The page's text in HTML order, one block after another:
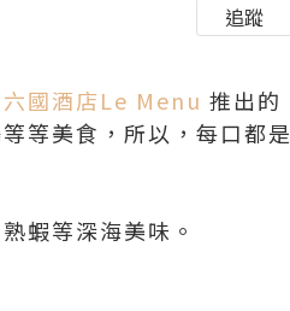
追蹤
六國酒店Le Menu 推出的
等美食，所以，每口都是
蝦等深海美味。